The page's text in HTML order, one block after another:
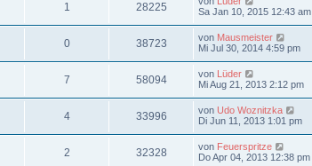
1 28225
Sa Jan 10, 2015 12:43 am
0 38723 von Mausmeister
Mi Jul 30, 2014 4:59 pm
7 58094 von Lüder
Mi Aug 21, 2013 2:12 pm
4 33996 von Udo Woznitzka
Di Jun 11, 2013 1:01 pm
2 32328 von Feuerspritze
Do Apr 04, 2013 12:38 pm